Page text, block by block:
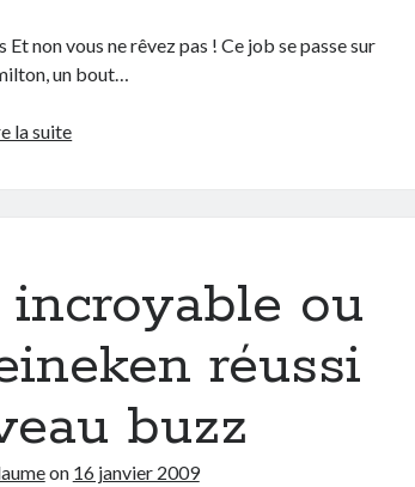
non vous ne rêvez pas ! Ce job se passe sur
un bout…
la suiteQue
mois
Ou
comment
gagner
75600€
avec
ou
réussi
buzz
on 16 janvier 2009